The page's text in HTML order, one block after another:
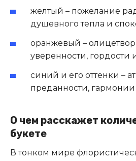
желтый – пожелание
душевного тепла и
оранжевый –
уверенности, гордости
синий и его оттенки –
преданности,
О чем расскажет
букете
В тонком мире